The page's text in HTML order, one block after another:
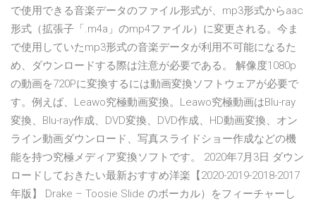
で使用できる音楽データのファイル形式が、mp3形式からaac
形式（拡張子「.m4a」のmp4ファイル）に変更される。今ま
で使用していたmp3形式の音楽データが利用不可能になるた
め、ダウンロードする際は注意が必要である。 解像度1080p
の動画を720Pに変換するには動画変換ソフトウェアが必要で
す。例えば、Leawo究極動画変換。Leawo究極動画はBlu-ray
変換、Blu-ray作成、DVD変換、DVD作成、HD動画変換、オン
ライン動画ダウンロード、写真スライドショー作成などの機
能を持つ究極メディア変換ソフトです。 2020年7月3日 ダウン
ロードしておきたい最新おすすめ洋楽【2020-2019-2018-2017
年版】 Drake – Toosie Slide のボーカル）をフィーチャーし